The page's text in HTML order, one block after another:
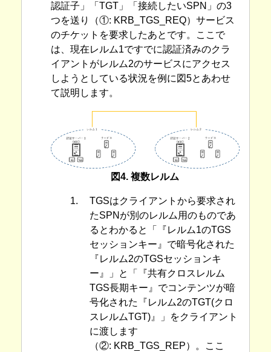
認証子」「TGT」「接続したいSPN」の3
つを送り（①: KRB_TGS_REQ）サービス
のチケットを要求したあとです。ここで
は、現在レルム1ですでに認証済みのクラ
イアントがレルム2のサービスにアクセス
しようとしている状況を例に図5とあわせ
て説明します。
図4. 複数レルム
1.
TGSはクライアントから要求され
たSPNが別のレルム用のものであ
るとわかると「『レルム1のTGS
セッションキー』で暗号化された
『レルム2のTGSセッションキ
ー』」と「『共有クロスレルム
TGS長期キー』でコンテンツが暗
号化された『レルム2のTGT(クロ
スレルムTGT)』」をクライアント
に渡します
（②: KRB_TGS_REP）。ここ